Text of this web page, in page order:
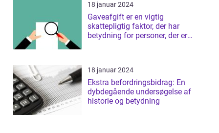
18 januar 2024
Gaveafgift er en vigtig
skattepligtig faktor, der har
betydning for personer, der er
18 januar 2024
Ekstra befordringsbidrag: En
dybdegående undersøgelse af
historie og betydning